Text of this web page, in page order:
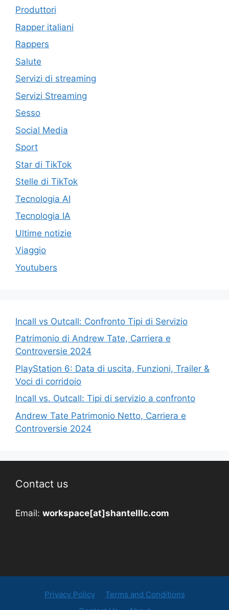
Produttori
Rapper italiani
Rappers
Salute
Servizi di streaming
Servizi Streaming
Sesso
Social Media
Sport
Star di TikTok
Stelle di TikTok
Tecnologia AI
Tecnologia IA
Ultime notizie
Viaggio
Youtubers
Incall vs Outcall: Confronto Tipi di Servizio
Patrimonio di Andrew Tate, Carriera e
Controversie 2024
PlayStation 6: Data di uscita, Funzioni, Trailer &
Voci di corridoio
Incall vs. Outcall: Tipi di servizio a confronto
Andrew Tate Patrimonio Netto, Carriera e
Controversie 2024
Contact us
Email: workspace[at]shantelllc.com
Privacy Policy
Terms and Conditions